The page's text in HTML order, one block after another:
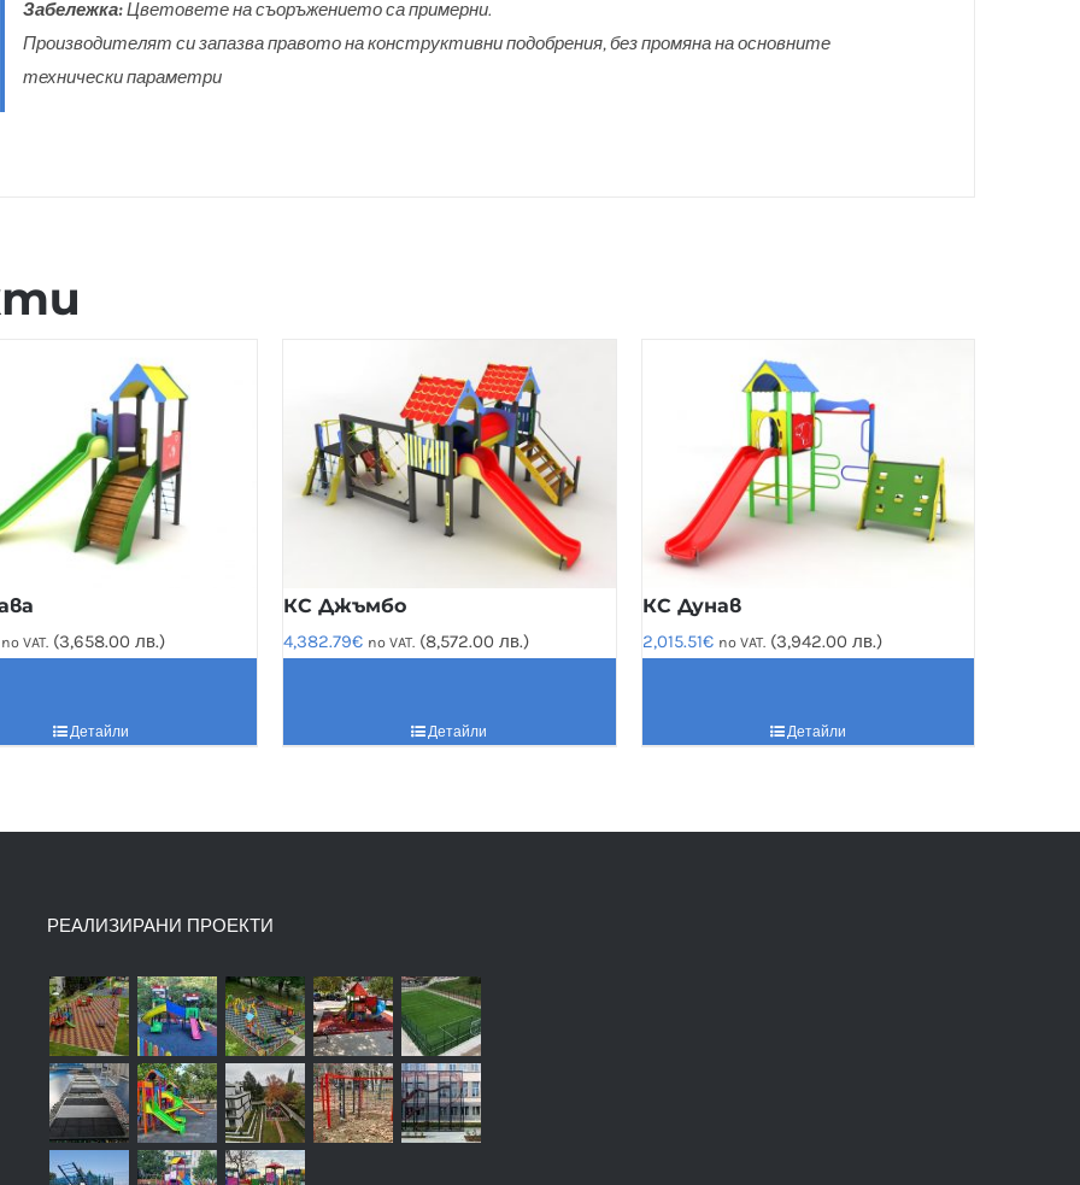
Забележка:Цветовете на съоръжението са примерни.
Производителят си запазва правото на конструктивни подобрения, без промяна на основните
технически параметри
no VAT. (3,658.00 лв.)
Детайли
КС Джъмбо
4,382.79€ no VAT. (8,572.00 лв.)
Детайли
КС Дунав
2,015.51€ no VAT. (3,942.00 лв.)
Детайли
РЕАЛИЗИРАНИ ПРОЕКТИ